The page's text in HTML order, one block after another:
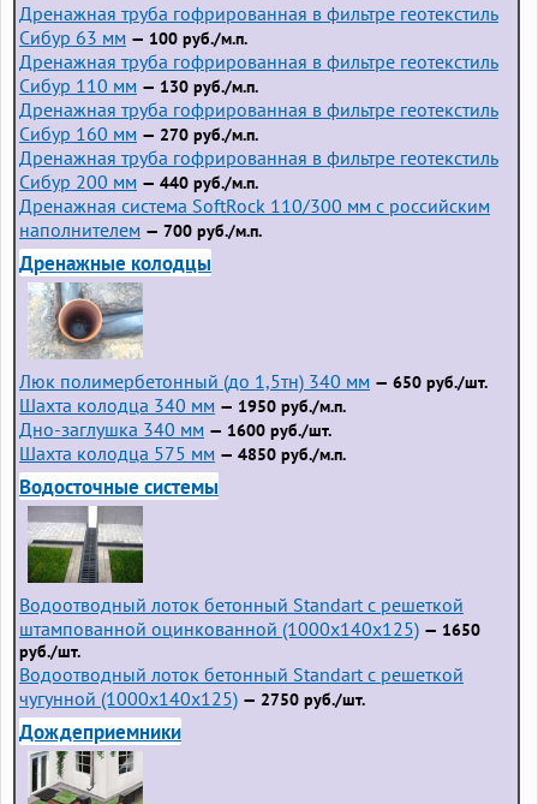
Дренажная труба гофрированная в фильтре геотекстиль
Сибур 63 мм — 100 руб./м.п.
Дренажная труба гофрированная в фильтре геотекстиль
Сибур 110 мм — 130 руб./м.п.
Дренажная труба гофрированная в фильтре геотекстиль
Сибур 160 мм — 270 руб./м.п.
Дренажная труба гофрированная в фильтре геотекстиль
Сибур 200 мм — 440 руб./м.п.
Дренажная система SoftRock 110/300 мм с российским
наполнителем — 700 руб./м.п.
Дренажные колодцы
Люк полимербетонный (до 1,5тн) 340 мм — 650 руб./шт.
Шахта колодца 340 мм — 1950 руб./м.п.
Дно-заглушка 340 мм — 1600 руб./шт.
Шахта колодца 575 мм — 4850 руб./м.п.
Водосточные системы
Водоотводный лоток бетонный Standart с решеткой
штампованной оцинкованной (1000x140x125) — 1650
руб./шт.
Водоотводный лоток бетонный Standart с решеткой
чугунной (1000x140x125) — 2750 руб./шт.
Дождеприемники